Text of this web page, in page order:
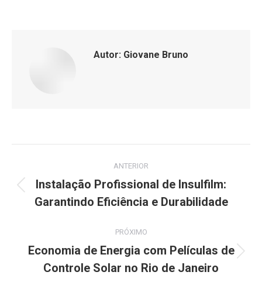
Autor: Giovane Bruno
de
post:
ANTERIOR
Post
anterior:
Instalação Profissional de Insulfilm:
Garantindo Eficiência e Durabilidade
PRÓXIMO
Próximo
post:
Economia de Energia com Películas de
Controle Solar no Rio de Janeiro